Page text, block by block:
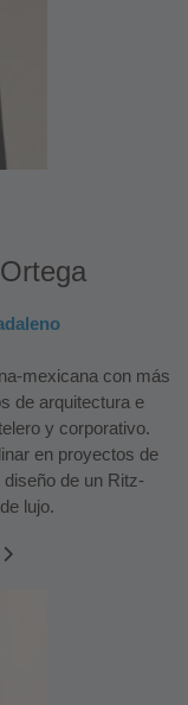
mexicana con más
de arquitectura e
y corporativo.
en proyectos de
de un Ritz-
lujo.